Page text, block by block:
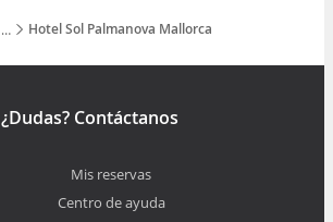
…
Mostrar todos los niveles
Hotel Sol Palmanova Mallorca
¿Dudas? Contáctanos
Mis reservas
Centro de ayuda